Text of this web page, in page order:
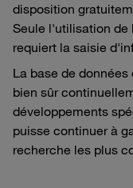
disposition
Seule l'utilisation de
requiert la saisie
La base de données
bien sûr
développements
puisse continuer à
recherche les plus